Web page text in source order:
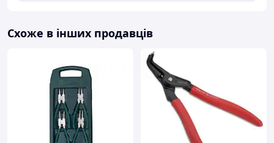
Схоже в інших продавців